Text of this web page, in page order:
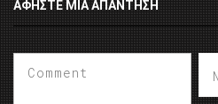
ΑΦΉΣΤΕ ΜΙΑ ΑΠΆΝΤΗΣΗ